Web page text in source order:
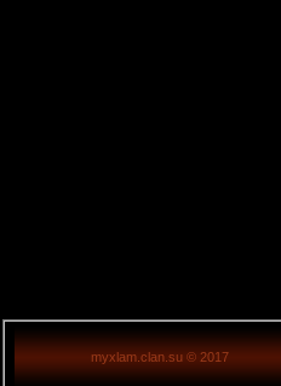
myxlam.clan.su © 2017